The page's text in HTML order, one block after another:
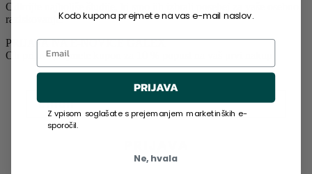
Odkrijte najboljše študije, ki smo jih izbrali posebej za vaše osebno
raziskovanje.
PRIJAVA NA E-NOVICE GALEX
Ob prijavi prejmete kupon za 10 % popust na vaš prvi nakup.
Kodo kupona prejmete na vas e-mail naslov.
Email
PRIJAVA
Z vpisom soglašate s prejemanjem marketinških e-
sporočil.
Ne, hvala